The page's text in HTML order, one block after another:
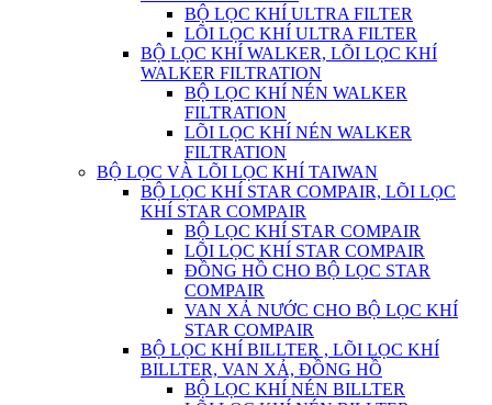
BỘ LỌC KHÍ ULTRA FILTER
LÕI LỌC KHÍ ULTRA FILTER
BỘ LỌC KHÍ WALKER, LÕI LỌC KHÍ
WALKER FILTRATION
BỘ LỌC KHÍ NÉN WALKER
FILTRATION
LÕI LỌC KHÍ NÉN WALKER
FILTRATION
BỘ LỌC VÀ LÕI LỌC KHÍ TAIWAN
BỘ LỌC KHÍ STAR COMPAIR, LÕI LỌC
KHÍ STAR COMPAIR
BỘ LỌC KHÍ STAR COMPAIR
LÕI LỌC KHÍ STAR COMPAIR
ĐỒNG HỒ CHO BỘ LỌC STAR
COMPAIR
VAN XẢ NƯỚC CHO BỘ LỌC KHÍ
STAR COMPAIR
BỘ LỌC KHÍ BILLTER , LÕI LỌC KHÍ
BILLTER, VAN XẢ, ĐỒNG HỒ
BỘ LỌC KHÍ NÉN BILLTER